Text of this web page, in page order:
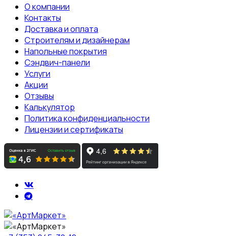
О компании
Контакты
Доставка и оплата
Строителям и дизайнерам
Напольные покрытия
Сэндвич-панели
Услуги
Акции
Отзывы
Калькулятор
Политика конфиденциальности
Лицензии и сертификаты